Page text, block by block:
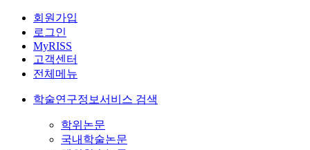
회원가입
로그인
MyRISS
고객센터
전체메뉴
학술연구정보서비스 검색
학위논문
국내학술논문